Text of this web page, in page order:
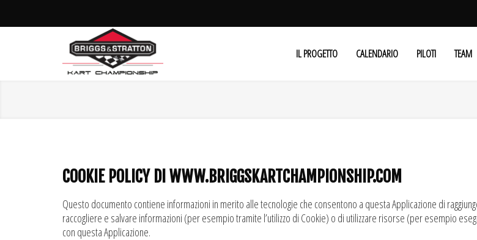
IL PROGETTO CALENDARIO PILOTI TEAM
COOKIE POLICY DI WWW.BRIGGSKARTCHAMPIONSHIP.COM
Questo documento contiene informazioni in merito alle tecnologie che consentono a questa Applicazione di
raccogliere e salvare informazioni (per esempio tramite l’utilizzo di Cookie) o di utilizzare risorse (per esempio
con questa Applicazione.